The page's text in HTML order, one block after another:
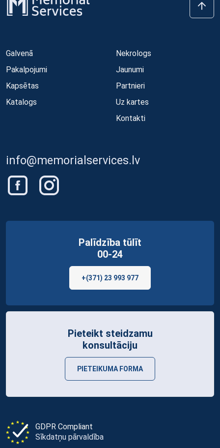
Galvenā
Pakalpojumi
Kapsētas
Katalogs
Nekrologs
Jaunumi
Partnieri
Uz kartes
Kontakti
info@memorialservices.lv
GDPR Compliant
Sīkdatņu pārvaldība
Palīdzība tūlīt
00-24
+(371) 23 993 977
Pieteikt steidzamu
konsultāciju
PIETEIKUMA FORMA